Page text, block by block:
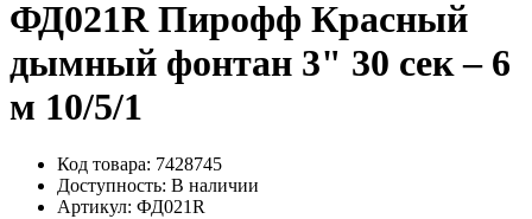
ФД021R Пирофф Красный
дымный фонтан 3" 30 сек – 6
м 10/5/1
Код товара: 7428745
Доступность: В наличии
Артикул: ФД021R